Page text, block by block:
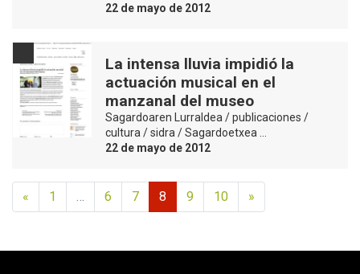
22 de mayo de 2012
La intensa lluvia impidió la
actuación musical en el
manzanal del museo
Sagardoaren Lurraldea / publicaciones /
cultura / sidra / Sagardoetxea …
22 de mayo de 2012
« 1 6 7 8 9 10 »